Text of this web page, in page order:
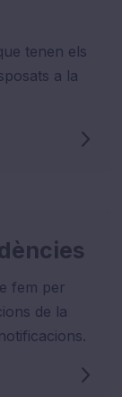
tenen els
a la
fem per
de la